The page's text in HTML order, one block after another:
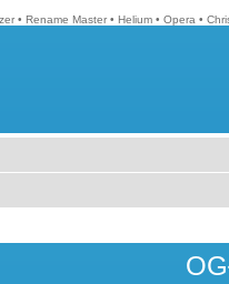
• Rename Master • Helium • Opera •